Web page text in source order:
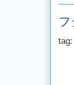
tag: